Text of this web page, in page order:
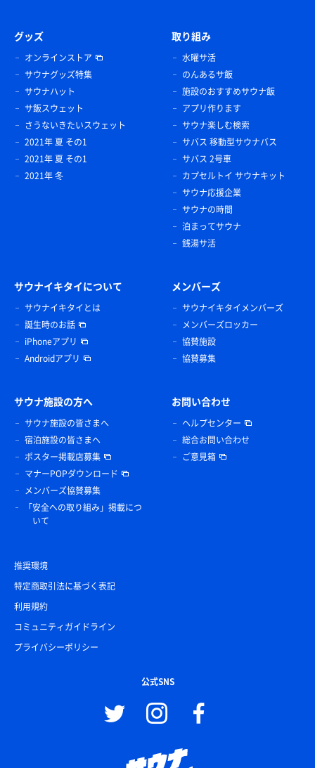
グッズ
オンラインストア
サウナグッズ特集
サウナハット
サ飯スウェット
さうないきたいスウェット
2021年 夏 その1
2021年 夏 その1
2021年 冬
取り組み
水曜サ活
のんあるサ飯
施設のおすすめサウナ飯
アプリ作ります
サウナ楽しむ検索
サバス 移動型サウナバス
サバス 2号車
カプセルトイ サウナキット
サウナ応援企業
サウナの時間
泊まってサウナ
銭湯サ活
サウナイキタイについて
サウナイキタイとは
誕生時のお話
iPhoneアプリ
Androidアプリ
メンバーズ
サウナイキタイメンバーズ
メンバーズロッカー
協賛施設
協賛募集
サウナ施設の方へ
サウナ施設の皆さまへ
宿泊施設の皆さまへ
ポスター掲載店募集
マナーPOPダウンロード
メンバーズ協賛募集
「安全への取り組み」掲載につ
いて
お問い合わせ
ヘルプセンター
総合お問い合わせ
ご意見箱
推奨環境
特定商取引法に基づく表記
利用規約
コミュニティガイドライン
プライバシーポリシー
公式SNS